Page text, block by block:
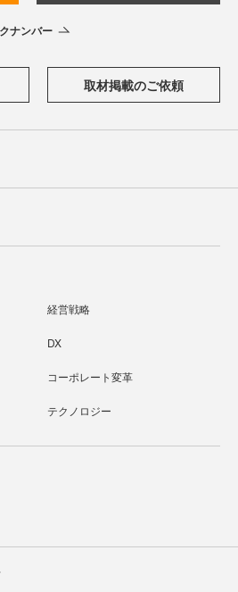
ナンバー
取材掲載のご依頼
経営戦略
DX
コーポレート変革
テクノロジー